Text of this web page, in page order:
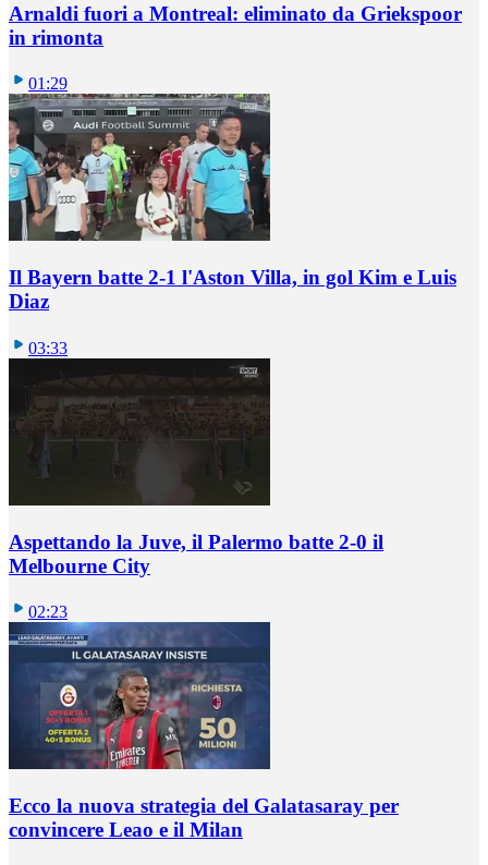
Arnaldi fuori a Montreal: eliminato da Griekspoor
in rimonta
01:29
Il Bayern batte 2-1 l'Aston Villa, in gol Kim e Luis
Diaz
03:33
Aspettando la Juve, il Palermo batte 2-0 il
Melbourne City
02:23
Ecco la nuova strategia del Galatasaray per
convincere Leao e il Milan